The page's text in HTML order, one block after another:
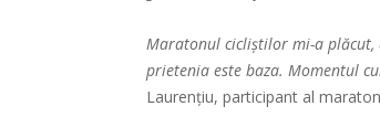
Maratonul cicliștilor mi-a plăcut,
prietenia este baza. Momentul
Laurențiu, participant al